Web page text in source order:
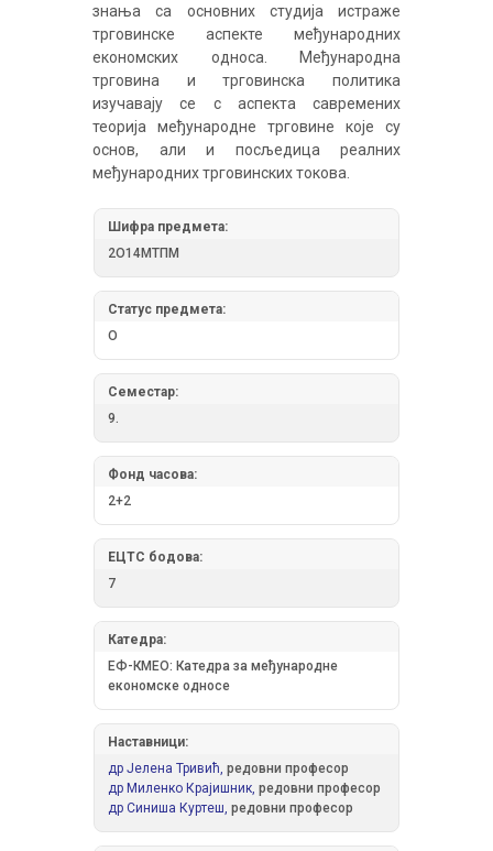
знања са основних студија истраже
трговинске аспекте међународних
економских односа. Међународна
трговина и трговинска политика
изучавају се с аспекта савремених
теорија међународне трговине које су
основ, али и посљедица реалних
међународних трговинских токова.
Шифра предмета:
2О14МTПМ
Статус предмета:
О
Семестар:
9.
Фонд часова:
2+2
ЕЦТС бодова:
7
Катедра:
ЕФ-КМЕО: Катедра за међународне
економске односе
Наставници:
др Јелена Тривић, редовни професор
др Миленко Крајишник, редовни професор
др Синиша Куртеш, редовни професор